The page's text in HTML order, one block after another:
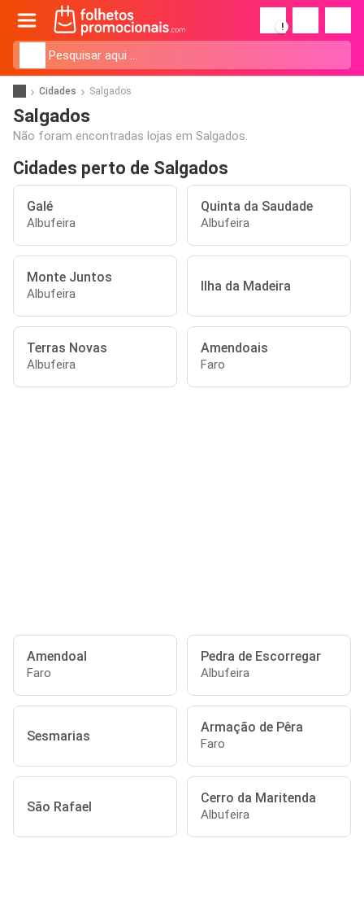
!
Cidades Salgados
Salgados
Não foram encontradas lojas em Salgados.
Cidades perto de Salgados
Galé
Albufeira
Quinta da Saudade
Albufeira
Monte Juntos
Albufeira Ilha da Madeira
Terras Novas
Albufeira
Amendoais
Faro
Amendoal
Faro
Pedra de Escorregar
Albufeira
Sesmarias
Armação de Pêra
Faro
São Rafael
Cerro da Maritenda
Albufeira